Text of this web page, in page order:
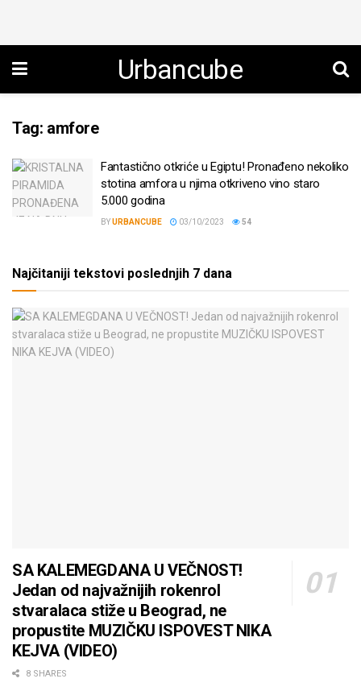
Urbancube
Tag: amfore
Fantastično otkriće u Egiptu! Pronađeno nekoliko
stotina amfora u njima otkriveno vino staro
5.000 godina
BYURBANCUBE 03/10/2023 54
Najčitaniji tekstovi poslednjih 7 dana
SA KALEMEGDANA U VEČNOST!
Jedan od najvažnijih rokenrol
stvaralaca stiže u Beograd, ne
propustite MUZIČKU ISPOVEST NIKA
KEJVA (VIDEO)
8 SHARES